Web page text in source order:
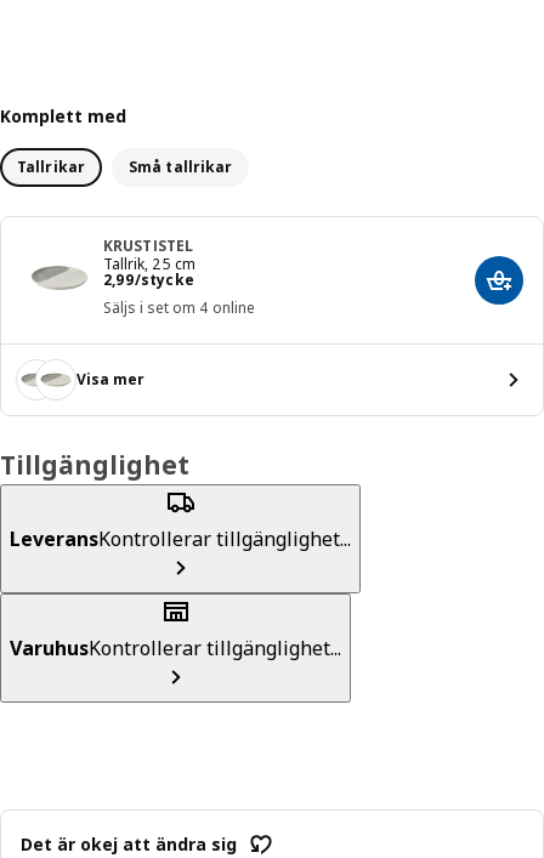
Komplett med
Tallrikar Små tallrikar
KRUSTISTEL
Tallrik, 25 cm
2,99/stycke
Pris 2,99/stycke
Säljs i set om 4 online
Lägg
Visa mer
Tillgänglighet
LeveransKontrollerar tillgänglighet...
VaruhusKontrollerar tillgänglighet...
Det är okej att ändra sig